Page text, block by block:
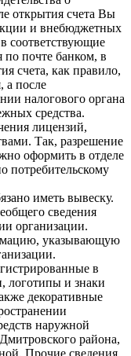
открытия счета Вы
и внебюджетных
соответствующие
по почте банком, в
счета, как правило,
а после
налогового органа
средства.
лицензий,
Так, разрешение
оформить в отделе
потребительскому
иметь вывеску.
сведения
организации.
указывающую
в
логотипы и знаки
декоративные
наружной
района,
Прочие сведения